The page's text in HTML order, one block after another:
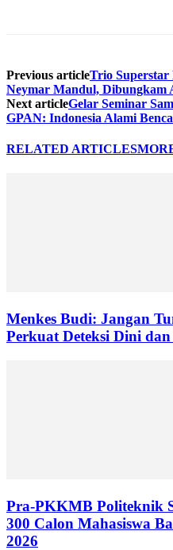
Previous articleTrio Superstar
Neymar Mandul, Dibungkam
Next articleGelar Seminar
GPAN: Indonesia Alami
RELATED ARTICLES
Menkes Budi: Jangan
Perkuat Deteksi Dini
Pra-PKKMB Politeknik
300 Calon Mahasiswa
2026